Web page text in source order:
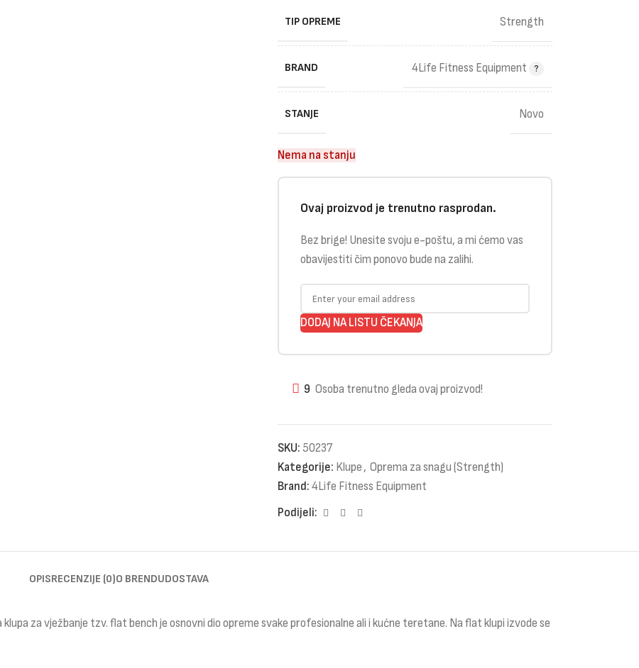
TIP OPREME Strength
BRAND 4Life Fitness Equipment
STANJE Novo
Nema na stanju
Ovaj proizvod je trenutno rasprodan.
Bez brige! Unesite svoju e-poštu, a mi ćemo vas
obavijestiti čim ponovo bude na zalihi.
DODAJ NA LISTU ČEKANJA
9 Osoba trenutno gleda ovaj proizvod!
SKU: 50237
Kategorije: Klupe , Oprema za snagu (Strength)
Brand: 4Life Fitness Equipment
Podijeli:
OPISRECENZIJE (0)O BRENDUDOSTAVA
za vježbanje tzv. flat bench je osnovni dio opreme svake profesionalne ali i kućne teretane. Na flat klupi izvode se